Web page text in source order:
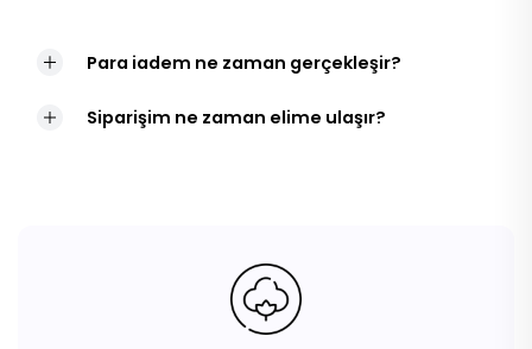
Para iadem ne zaman gerçekleşir?
Siparişim ne zaman elime ulaşır?